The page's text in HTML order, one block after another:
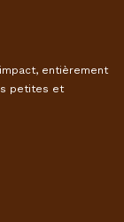
entièrement
petites et